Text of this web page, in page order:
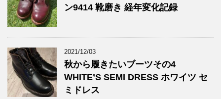
ン9414 靴磨き 経年変化記録
2021/12/03
秋から履きたいブーツその4
WHITE’S SEMI DRESS ホワイツ セ
ミドレス